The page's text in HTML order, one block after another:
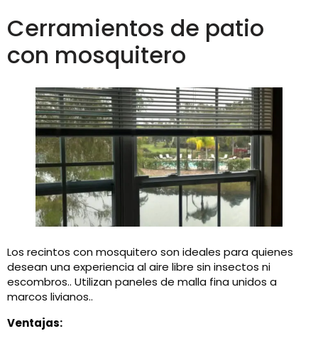
Cerramientos de patio
con mosquitero
Los recintos con mosquitero son ideales para quienes
desean una experiencia al aire libre sin insectos ni
escombros.. Utilizan paneles de malla fina unidos a
marcos livianos..
Ventajas: